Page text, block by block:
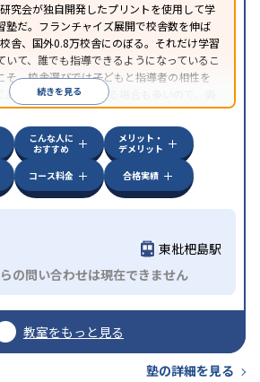
究会が独自開発したプリントを使用して学
塾だ。フランチャイズ展開で校舎数を伸ば
舎、国外0.8万校舎にのぼる。それだけ学習
いて、誰でも指導できるようになっているこ
そ、校舎選びでは子どもと指導者の相性を
ある。近所に2校舎ある場合も多いので、両
オススメする。
続きを見る
こんな人に
おすすめ
メリット・
デメリット
コース料金 合格実績
東枇杷島駅
の問い合わせは現在できません
教室をもっと見る
塾の詳細を見る